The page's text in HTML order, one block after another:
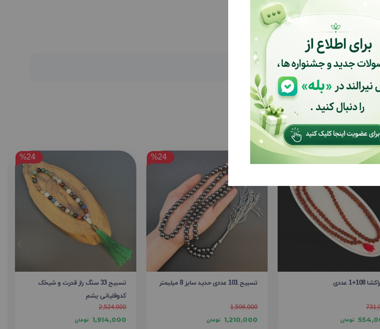
%24
108+1 عددی
تومان
%24
تسبیح 101 عددی حدید سایز 8 میلیمتر
1,596,000
1,210,000 تومان
%24
تسبیح 33 سنگ راز قدرت و شیخک
کدوقلیانی یشم
2,524,000
1,914,000 تومان